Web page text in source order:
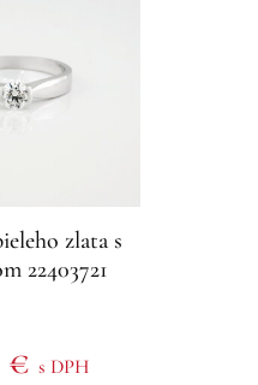
zlata s
22403721
€ s DPH